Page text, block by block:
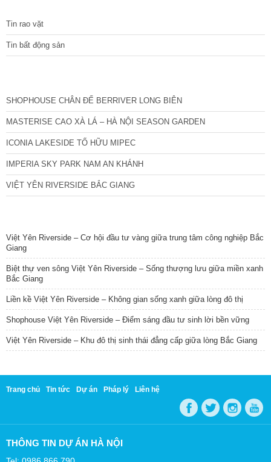
Tin rao vặt
Tin bất động sản
SHOPHOUSE CHÂN ĐẾ BERRIVER LONG BIÊN
MASTERISE CAO XÀ LÁ – HÀ NỘI SEASON GARDEN
ICONIA LAKESIDE TỐ HỮU MIPEC
IMPERIA SKY PARK NAM AN KHÁNH
VIỆT YÊN RIVERSIDE BẮC GIANG
Việt Yên Riverside – Cơ hội đầu tư vàng giữa trung tâm công nghiệp Bắc
Giang
Biệt thự ven sông Việt Yên Riverside – Sống thượng lưu giữa miền xanh
Bắc Giang
Liền kề Việt Yên Riverside – Không gian sống xanh giữa lòng đô thị
Shophouse Việt Yên Riverside – Điểm sáng đầu tư sinh lời bền vững
Việt Yên Riverside – Khu đô thị sinh thái đẳng cấp giữa lòng Bắc Giang
Trang chủ Tin tức Dự án Pháp lý Liên hệ
THÔNG TIN DỰ ÁN HÀ NỘI